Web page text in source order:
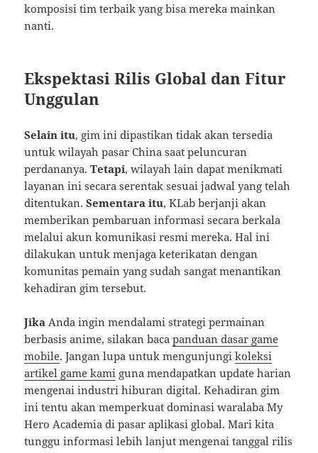
komposisi tim terbaik yang bisa mereka mainkan
nanti.
Ekspektasi Rilis Global dan Fitur
Unggulan
Selain itu, gim ini dipastikan tidak akan tersedia
untuk wilayah pasar China saat peluncuran
perdananya.Tetapi, wilayah lain dapat menikmati
layanan ini secara serentak sesuai jadwal yang telah
ditentukan.Sementara itu, KLab berjanji akan
memberikan pembaruan informasi secara berkala
melalui akun komunikasi resmi mereka. Hal ini
dilakukan untuk menjaga keterikatan dengan
komunitas pemain yang sudah sangat menantikan
kehadiran gim tersebut.
Jika Anda ingin mendalami strategi permainan
berbasis anime, silakan bacapanduan dasar game
mobile. Jangan lupa untuk mengunjungikoleksi
artikel game kami guna mendapatkan update harian
mengenai industri hiburan digital. Kehadiran gim
ini tentu akan memperkuat dominasi waralaba My
Hero Academia di pasar aplikasi global. Mari kita
tunggu informasi lebih lanjut mengenai tanggal rilis